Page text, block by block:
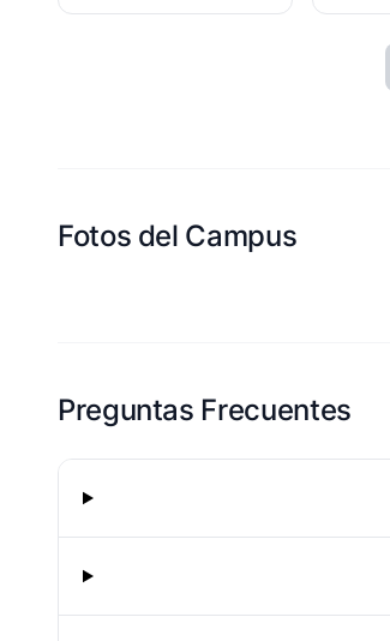
Fotos del Campus
Preguntas Frecuentes